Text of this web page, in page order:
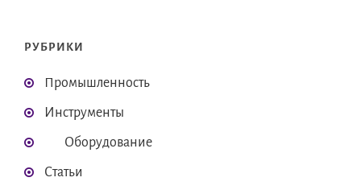
РУБРИКИ
Промышленность
Инструменты
Оборудование
Статьи